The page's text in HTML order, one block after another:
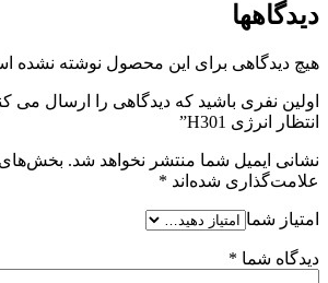
دیدگاهها
هیچ دیدگاهی برای این محصول نوشته نشده
اولین نفری باشید که دیدگاهی را ارسال می
انتظار انرژی H301”
نشانی ایمیل شما منتشر نخواهد شد. بخش‌های
علامت‌گذاری شده‌اند *
امتیاز شما
دیدگاه شما *